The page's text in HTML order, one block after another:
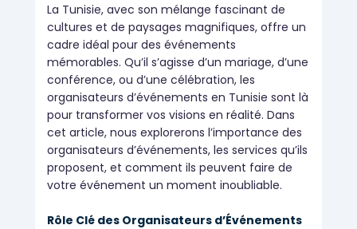
La Tunisie, avec son mélange fascinant de
cultures et de paysages magnifiques, offre un
cadre idéal pour des événements
mémorables. Qu’il s’agisse d’un mariage, d’une
conférence, ou d’une célébration, les
organisateurs d’événements en Tunisie sont là
pour transformer vos visions en réalité. Dans
cet article, nous explorerons l’importance des
organisateurs d’événements, les services qu’ils
proposent, et comment ils peuvent faire de
votre événement un moment inoubliable.
Rôle Clé des Organisateurs d’Événements